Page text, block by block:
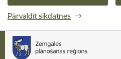
Pārvaldīt sīkdatnes